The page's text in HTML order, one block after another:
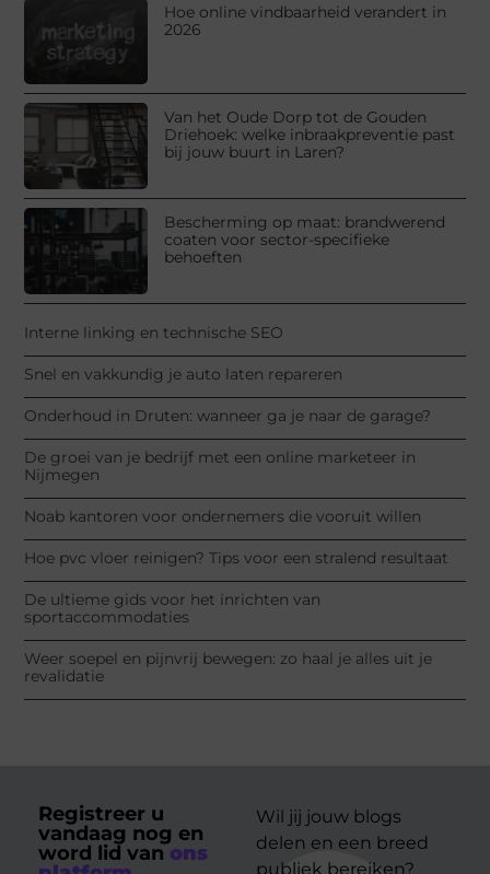
Hoe online vindbaarheid verandert in
2026
Van het Oude Dorp tot de Gouden
Driehoek: welke inbraakpreventie past
bij jouw buurt in Laren?
Bescherming op maat: brandwerend
coaten voor sector-specifieke
behoeften
Interne linking en technische SEO
Snel en vakkundig je auto laten repareren
Onderhoud in Druten: wanneer ga je naar de garage?
De groei van je bedrijf met een online marketeer in
Nijmegen
Noab kantoren voor ondernemers die vooruit willen
Hoe pvc vloer reinigen? Tips voor een stralend resultaat
De ultieme gids voor het inrichten van
sportaccommodaties
Weer soepel en pijnvrij bewegen: zo haal je alles uit je
revalidatie
Registreer u
vandaag nog en
word lid van ons
Wil jij jouw blogs
delen en een breed
publiek bereiken?